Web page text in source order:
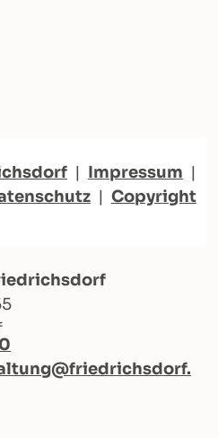
| Impressum |
| Copyright